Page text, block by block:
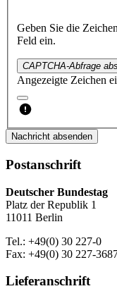
Geben Sie die
Feld ein.
CAPTCHA-Abfrage
Angezeigte Zeichen
Nachricht absenden
Postanschrift
Deutscher Bundestag
Platz der Republik 1
11011 Berlin
Tel.: +49(0) 30 227-0
Fax: +49(0) 30 227-
Lieferanschrift